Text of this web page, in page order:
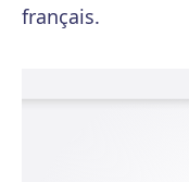
français.